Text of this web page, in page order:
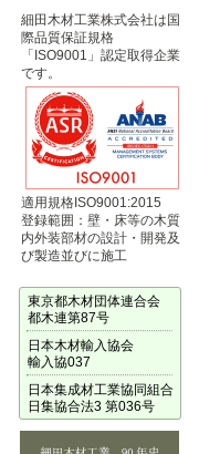
細田木材工業株式会社は国
際品質保証規格
「ISO9001」認定取得企業
です。
適用規格ISO9001:2015
登録範囲：壁・床等の木質
内外装部材の設計・開発及
び製造並びに施工
東京都木材団体連合会
都木連第87号
日本木材輸入協会
輸入協037
日本集成材工業協同組合
日集協合法3 第036号